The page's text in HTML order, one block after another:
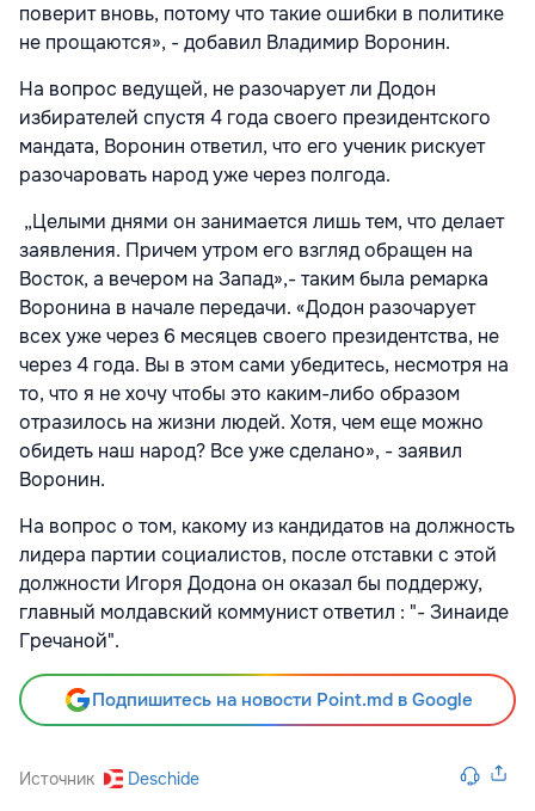
поверит вновь, потому что такие ошибки в политике
не прощаются», - добавил Владимир Воронин.
На вопрос ведущей, не разочарует ли Додон
избирателей спустя 4 года своего президентского
мандата, Воронин ответил, что его ученик рискует
разочаровать народ уже через полгода.
„Целыми днями он занимается лишь тем, что делает
заявления. Причем утром его взгляд обращен на
Восток, а вечером на Запад»,- таким была ремарка
Воронина в начале передачи. «Додон разочарует
всех уже через 6 месяцев своего президентства, не
через 4 года. Вы в этом сами убедитесь, несмотря на
то, что я не хочу чтобы это каким-либо образом
отразилось на жизни людей. Хотя, чем еще можно
обидеть наш народ? Все уже сделано», - заявил
Воронин.
На вопрос о том, какому из кандидатов на должность
лидера партии социалистов, после отставки с этой
должности Игоря Додона он оказал бы поддержу,
главный молдавский коммунист ответил : "- Зинаиде
Гречаной".
Подпишитесь на новости Point.md в Google
Источник Deschide